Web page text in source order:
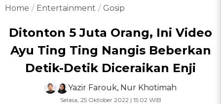
Home Entertainment Gosip
Ditonton 5 Juta Orang, Ini Video
Ayu Ting Ting Nangis Beberkan
Detik-Detik Diceraikan Enji
Yazir Farouk, Nur Khotimah
Selasa, 25 Oktober 2022 | 15:02 WIB